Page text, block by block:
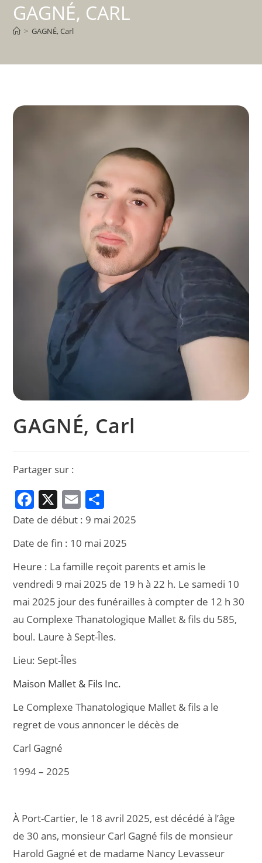
GAGNÉ, CARL
> GAGNÉ, Carl
GAGNÉ, Carl
Partager sur :
F
a
c
e
b
o
o
k
X E
m
ai
l
ar
ta
g
er
Date de début : 9 mai 2025
Date de fin : 10 mai 2025
Heure : La famille reçoit parents et amis le
vendredi 9 mai 2025 de 19 h à 22 h. Le samedi 10
mai 2025 jour des funérailles à compter de 12 h 30
au Complexe Thanatologique Mallet & fils du 585,
boul. Laure à Sept-Îles.
Lieu: Sept-Îles
Maison Mallet & Fils Inc.
Le Complexe Thanatologique Mallet & fils a le
regret de vous annoncer le décès de
Carl Gagné
1994 – 2025
À Port-Cartier, le 18 avril 2025, est décédé à l’âge
de 30 ans, monsieur Carl Gagné fils de monsieur
Harold Gagné et de madame Nancy Levasseur